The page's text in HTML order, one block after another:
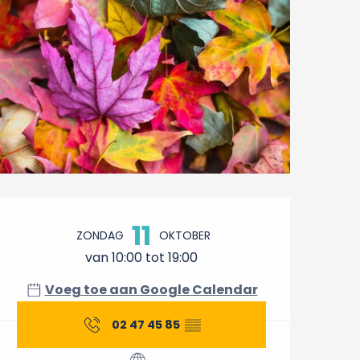
en
ZONDAG 11 OKTOBER
van 10:00 tot 19:00
Voeg toe aan Google Calendar
02 47 45 85 ▒▒